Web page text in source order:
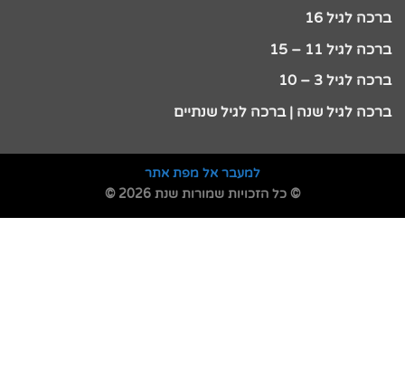
ברכה לגיל 16
ברכה לגיל 11 – 15
ברכה לגיל 3 – 10
ברכה לגיל שנה | ברכה לגיל שנתיים
למעבר אל מפת אתר
© כל הזכויות שמורות שנת 2026 ©